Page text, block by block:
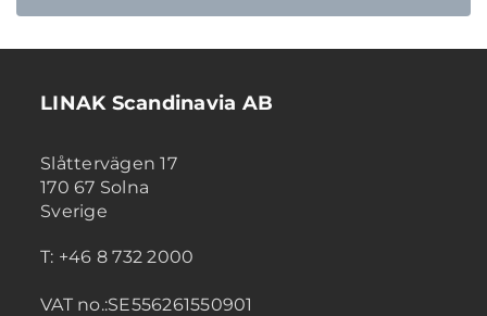
LINAK Scandinavia AB
Slåttervägen 17
170 67 Solna
Sverige
T: +46 8 732 2000
VAT no.:SE556261550901